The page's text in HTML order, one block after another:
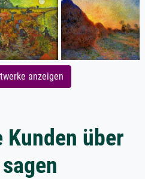
anzeigen
Kunden über